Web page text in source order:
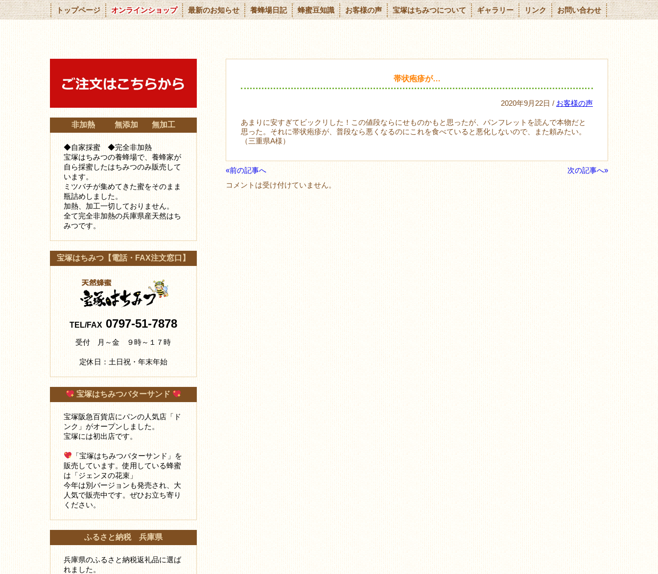
トップページ オンラインショップ 最新のお知らせ 養蜂場日記 蜂蜜豆知識 お客様の声 宝塚はちみつについて ギャラリー リンク お問い合わせ
帯状疱疹が…
2020年9月22日 / お客様の声
あまりに安すぎてビックリした！この値段ならにせものかもと思ったが、パンフレットを読んで本物だと
思った。それに帯状疱疹が、普段なら悪くなるのにこれを食べていると悪化しないので、また頼みたい。
（三重県A様）
«前の記事へ
次の記事へ»
コメントは受け付けていません。
非加熱 無添加 無加工
◆自家採蜜 ◆完全非加熱
宝塚はちみつの養蜂場で、養蜂家が
自ら採蜜したはちみつのみ販売して
います。
ミツバチが集めてきた蜜をそのまま
瓶詰めしました。
加熱、加工一切しておりません。
全て完全非加熱の兵庫県産天然はち
みつです。
宝塚はちみつ【電話・FAX注文窓口】
TEL/FAX0797-51-7878
受付 月～金 ９時～１７時
定休日：土日祝・年末年始
宝塚はちみつバターサンド
宝塚阪急百貨店にパンの人気店「ド
ンク」がオープンしました。
宝塚には初出店です。
「宝塚はちみつバターサンド」を
販売しています。使用している蜂蜜
は「ジェンヌの花束」
今年は別バージョンも発売され、大
人気で販売中です。ぜひお立ち寄り
ください。
ふるさと納税 兵庫県
兵庫県のふるさと納税返礼品に選ば
れました。